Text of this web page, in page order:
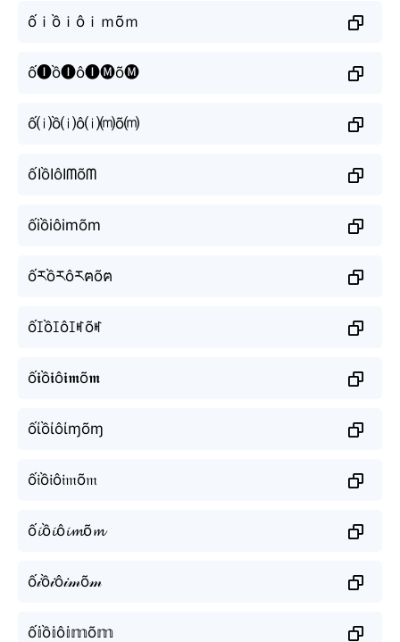
ốｉồｉôｉｍõｍ
ố🅘ồ🅘ô🅘🅜õ🅜
ố⒤ồ⒤ô⒤⒨õ⒨
ốIồIôIᗰõᗰ
ốiồiôimõm
ốརồརôརฅõฅ
ốꀤồꀤôꀤꎭõꎭ
ố𝖎ồ𝖎ô𝖎𝖒õ𝖒
ốίồίôίɱõɱ
ố𝔦ồ𝔦ô𝔦𝔪õ𝔪
ố𝓲ồ𝓲ô𝓲𝓶õ𝓶
ố𝒾ồ𝒾ô𝒾𝓂õ𝓂
ố𝕚ồ𝕚ô𝕚𝕞õ𝕞